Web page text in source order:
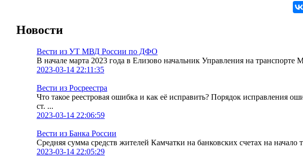
Новости
Вести из УТ МВД России по ДФО
В начале марта 2023 года в Елизово начальник Управления на
2023-03-14 22:11:35
Вести из Росреестра
Что такое реестровая ошибка и как её исправить? Порядок исправления
ст. ...
2023-03-14 22:06:59
Вести из Банка России
Средняя сумма средств жителей Камчатки на банковских счетах на
2023-03-14 22:05:29